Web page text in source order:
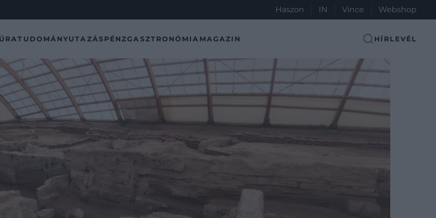
Haszon IN Vince Webshop
TUDOMÁNYUTAZÁSPÉNZGASZTRONÓMIA MAGAZIN HÍRLEVÉL